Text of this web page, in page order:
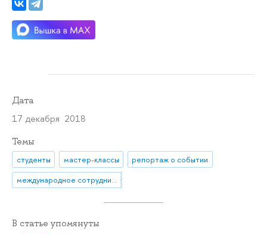
Дата
17 декабря 2018
Темы
студенты мастер-классы
репортаж о событии
международное сотрудничество
В статье упомянуты